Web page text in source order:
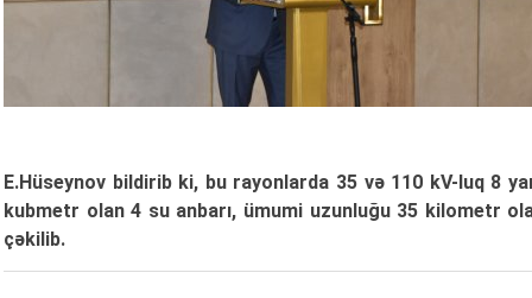
E.Hüseynov bildirib ki, bu rayonlarda 35 və 110 kV-luq 8
kubmetr olan 4 su anbarı, ümumi uzunluğu 35 kilometr
çəkilib.